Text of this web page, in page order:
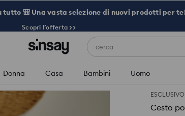
tutto 🎒 Una vasta selezione di nuovi prodotti per
Scopri l’offerta >>
cerca
Donna Casa Bambini Uomo
Cesto